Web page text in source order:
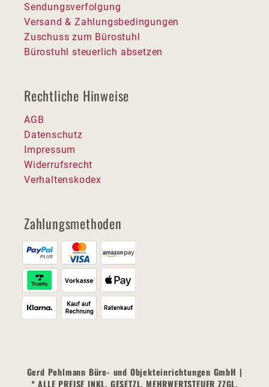
Sendungsverfolgung
Versand & Zahlungsbedingungen
Zuschuss zum Bürostuhl
Bürostuhl steuerlich absetzen
Rechtliche Hinweise
AGB
Datenschutz
Impressum
Widerrufsrecht
Verhaltenskodex
Zahlungsmethoden
Gerd Pohlmann Büro- und Objekteinrichtungen GmbH |
* ALLE PREISE INKL. GESETZL. MEHRWERTSTEUER ZZGL.